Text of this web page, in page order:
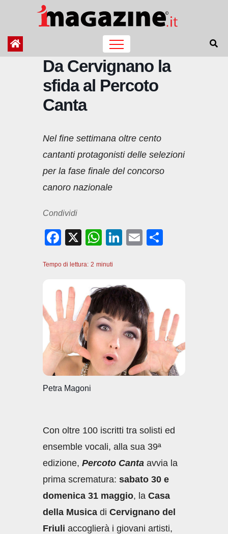
contenuto
Da Cervignano la
sfida al Percoto
Canta
Nel fine settimana oltre cento
cantanti protagonisti delle selezioni
per la fase finale del concorso
canoro nazionale
Condividi
F
c
e
b
o
o
k
X
W
at
s
A
p
p
Li
e
dI
n
E
di
Tempo di lettura: 2 minuti
Petra Magoni
Con oltre 100 iscritti tra solisti ed
ensemble vocali, alla sua 39ª
edizione, Percoto Canta avvia la
prima scrematura: sabato 30 e
domenica 31 maggio, la Casa
della Musica di Cervignano del
Friuli accoglierà i giovani artisti,